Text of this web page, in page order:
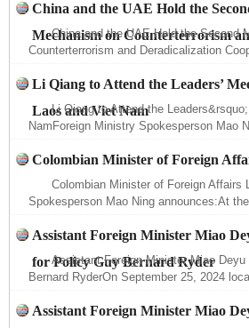
China and the UAE Hold the
Mechanism on Counterterrorism
China and the UAE Hold the Second
Counterterrorism and Deradicalization
Li Qiang to Attend the Leaders’
Laos and Viet Nam
Li Qiang to Attend the
NamForeign Ministry Spokesperson Mao
Colombian Minister of Foreign
Colombian Minister of Foreign
Spokesperson Mao Ning announces:At
Assistant Foreign Minister Miao
for Policy Guy Bernard Ryder
Assistant Foreign Minister Miao
Bernard RyderOn September 25, 2024
Assistant Foreign Minister Miao